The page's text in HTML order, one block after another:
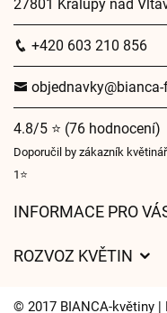
27801 Kralupy nad
+420 603 210 856
4.8/5 ⭐ (76 hodnocení)
Doporučil by zákazník
1⭐
INFORMACE PRO
Pro firmy
ROZVOZ KVĚTIN
© 2017 BIANCA-květiny |